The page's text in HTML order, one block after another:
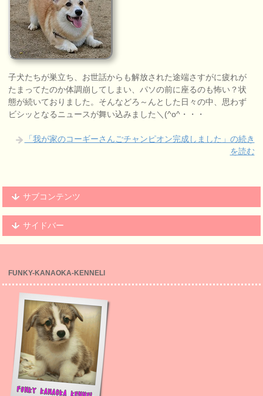
子犬たちが巣立ち、お世話からも解放された途端さすがに疲れが
たまってたのか体調崩してしまい、パソの前に座るのも怖い？状
態が続いておりました。そんなどろ～んとした日々の中、思わず
ビシッとなるニュースが舞い込みました＼(^o^・・・
「我が家のコーギーさんごチャンピオン完成しました」の続き
を読む
サブコンテンツ
サイドバー
FUNKY-KANAOKA-KENNELl